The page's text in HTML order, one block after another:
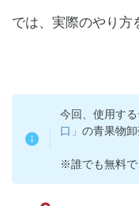
では、実際のやり方
今回、使用す
口」の青果物卸
※誰でも無料で